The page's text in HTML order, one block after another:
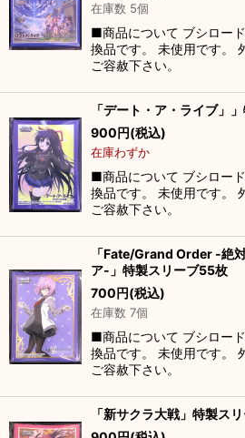
在庫数 5個
■商品について ブシロー
換品です。 未使用です。
ご容赦下さい。
「デート・ア・ライブ」
900円(税込)
在庫わずか
■商品について ブシロー
換品です。 未使用です。
ご容赦下さい。
「Fate/Grand Order -絶
ア-」特製スリーブ55枚
700円(税込)
在庫数 7個
■商品について ブシロー
換品です。 未使用です。
ご容赦下さい。
「新サクラ大戦」特製ス